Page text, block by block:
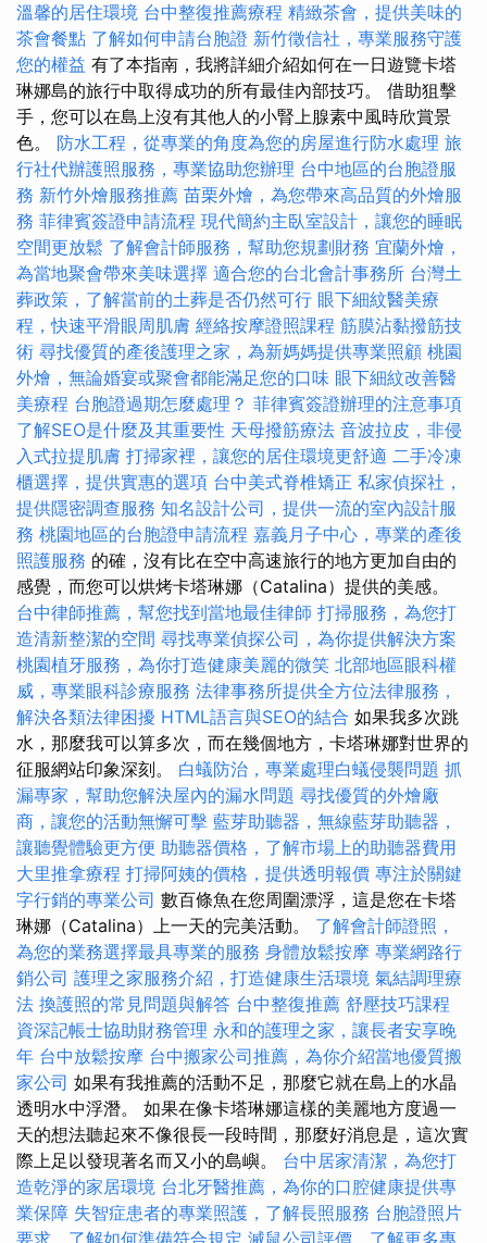
溫馨的居住環境 台中整復推薦療程 精緻茶會，提供美味的
茶會餐點 了解如何申請台胞證 新竹徵信社，專業服務守護
您的權益 有了本指南，我將詳細介紹如何在一日遊覽卡塔
琳娜島的旅行中取得成功的所有最佳內部技巧。 借助狙擊
手，您可以在島上沒有其他人的小腎上腺素中風時欣賞景
色。 防水工程，從專業的角度為您的房屋進行防水處理 旅
行社代辦護照服務，專業協助您辦理 台中地區的台胞證服
務 新竹外燴服務推薦 苗栗外燴，為您帶來高品質的外燴服
務 菲律賓簽證申請流程 現代簡約主臥室設計，讓您的睡眠
空間更放鬆 了解會計師服務，幫助您規劃財務 宜蘭外燴，
為當地聚會帶來美味選擇 適合您的台北會計事務所 台灣土
葬政策，了解當前的土葬是否仍然可行 眼下細紋醫美療
程，快速平滑眼周肌膚 經絡按摩證照課程 筋膜沾黏撥筋技
術 尋找優質的產後護理之家，為新媽媽提供專業照顧 桃園
外燴，無論婚宴或聚會都能滿足您的口味 眼下細紋改善醫
美療程 台胞證過期怎麼處理？ 菲律賓簽證辦理的注意事項
了解SEO是什麼及其重要性 天母撥筋療法 音波拉皮，非侵
入式拉提肌膚 打掃家裡，讓您的居住環境更舒適 二手冷凍
櫃選擇，提供實惠的選項 台中美式脊椎矯正 私家偵探社，
提供隱密調查服務 知名設計公司，提供一流的室內設計服
務 桃園地區的台胞證申請流程 嘉義月子中心，專業的產後
照護服務 的確，沒有比在空中高速旅行的地方更加自由的
感覺，而您可以烘烤卡塔琳娜（Catalina）提供的美感。
台中律師推薦，幫您找到當地最佳律師 打掃服務，為您打
造清新整潔的空間 尋找專業偵探公司，為你提供解決方案
桃園植牙服務，為你打造健康美麗的微笑 北部地區眼科權
威，專業眼科診療服務 法律事務所提供全方位法律服務，
解決各類法律困擾 HTML語言與SEO的結合 如果我多次跳
水，那麼我可以算多次，而在幾個地方，卡塔琳娜對世界的
征服網站印象深刻。 白蟻防治，專業處理白蟻侵襲問題 抓
漏專家，幫助您解決屋內的漏水問題 尋找優質的外燴廠
商，讓您的活動無懈可擊 藍芽助聽器，無線藍芽助聽器，
讓聽覺體驗更方便 助聽器價格，了解市場上的助聽器費用
大里推拿療程 打掃阿姨的價格，提供透明報價 專注於關鍵
字行銷的專業公司 數百條魚在您周圍漂浮，這是您在卡塔
琳娜（Catalina）上一天的完美活動。 了解會計師證照，
為您的業務選擇最具專業的服務 身體放鬆按摩 專業網路行
銷公司 護理之家服務介紹，打造健康生活環境 氣結調理療
法 換護照的常見問題與解答 台中整復推薦 舒壓技巧課程
資深記帳士協助財務管理 永和的護理之家，讓長者安享晚
年 台中放鬆按摩 台中搬家公司推薦，為你介紹當地優質搬
家公司 如果有我推薦的活動不足，那麼它就在島上的水晶
透明水中浮潛。 如果在像卡塔琳娜這樣的美麗地方度過一
天的想法聽起來不像很長一段時間，那麼好消息是，這次實
際上足以發現著名而又小的島嶼。 台中居家清潔，為您打
造乾淨的家居環境 台北牙醫推薦，為你的口腔健康提供專
業保障 失智症患者的專業照護，了解長照服務 台胞證照片
要求，了解如何準備符合規定 滅鼠公司評價，了解更多專